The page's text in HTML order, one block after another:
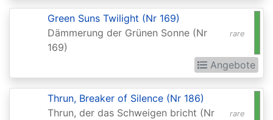
Commander
Legends:
Forgotten
rare
Green Suns Twilight (Nr 169)
Dämmerung der Grünen Sonne (Nr
169)
Angebote
rare
Thrun, Breaker of Silence (Nr 186)
Thrun, der das Schweigen bricht (Nr